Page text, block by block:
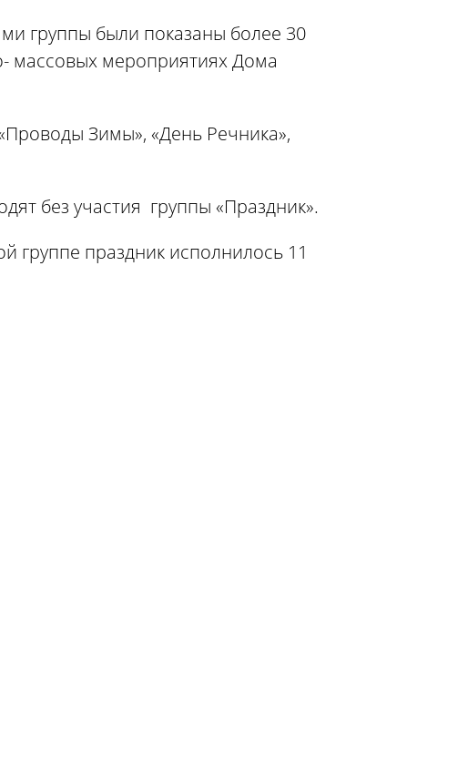
группы были показаны более 30
массовых мероприятиях Дома
Зимы», «День Речника»,
без участия группы «Праздник».
группе праздник исполнилось 11